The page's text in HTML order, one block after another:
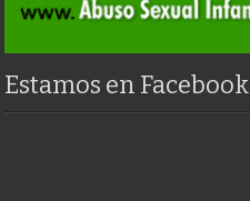
Estamos en Facebook